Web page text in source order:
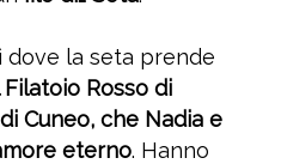
la seta prende
Rosso di
Cuneo, che Nadia e
eterno. Hanno